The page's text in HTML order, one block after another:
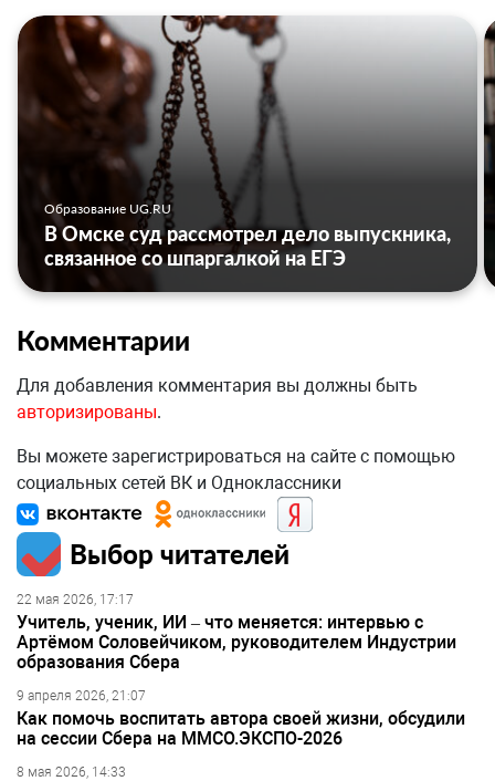
Образование UG.RU
В Омске суд рассмотрел дело выпускника,
связанное со шпаргалкой на ЕГЭ
Комментарии
Для добавления комментария вы должны быть
авторизированы.
Вы можете зарегистрироваться на сайте с помощью
социальных сетей ВК и Одноклассники
Выбор читателей
22 мая 2026, 17:17
Учитель, ученик, ИИ – что меняется: интервью с
Артёмом Соловейчиком, руководителем Индустрии
образования Сбера
9 апреля 2026, 21:07
Как помочь воспитать автора своей жизни, обсудили
на сессии Сбера на ММСО.ЭКСПО-2026
8 мая 2026, 14:33